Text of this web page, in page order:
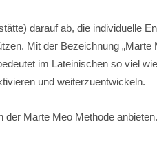
darauf ab, die individuelle
Mit der Bezeichnung
im Lateinischen so viel
und weiterzuentwickeln.
der Marte Meo Methode anbieten.